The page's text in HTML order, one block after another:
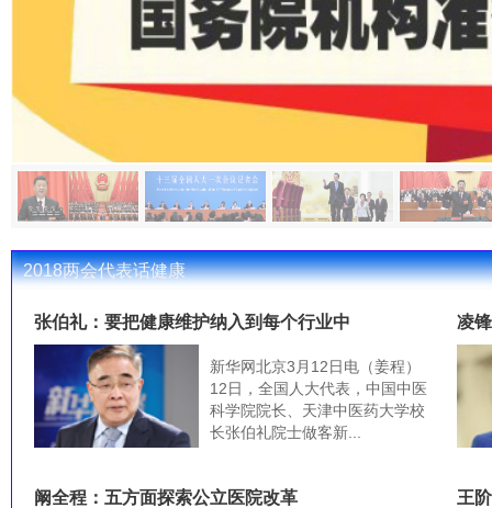
2018两会代表话健康
张伯礼：要把健康维护纳入到每个行业中
新华网北京3月12日电（姜程）
12日，全国人大代表，中国中医
科学院院长、天津中医药大学校
长张伯礼院士做客新...
凌
阚全程：五方面探索公立医院改革 王